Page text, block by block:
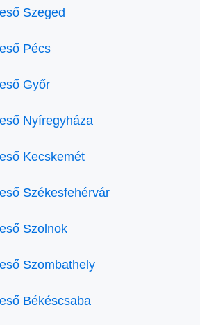
Szeged
Pécs
Győr
Nyíregyháza
Kecskemét
Székesfehérvár
Szolnok
Szombathely
Békéscsaba